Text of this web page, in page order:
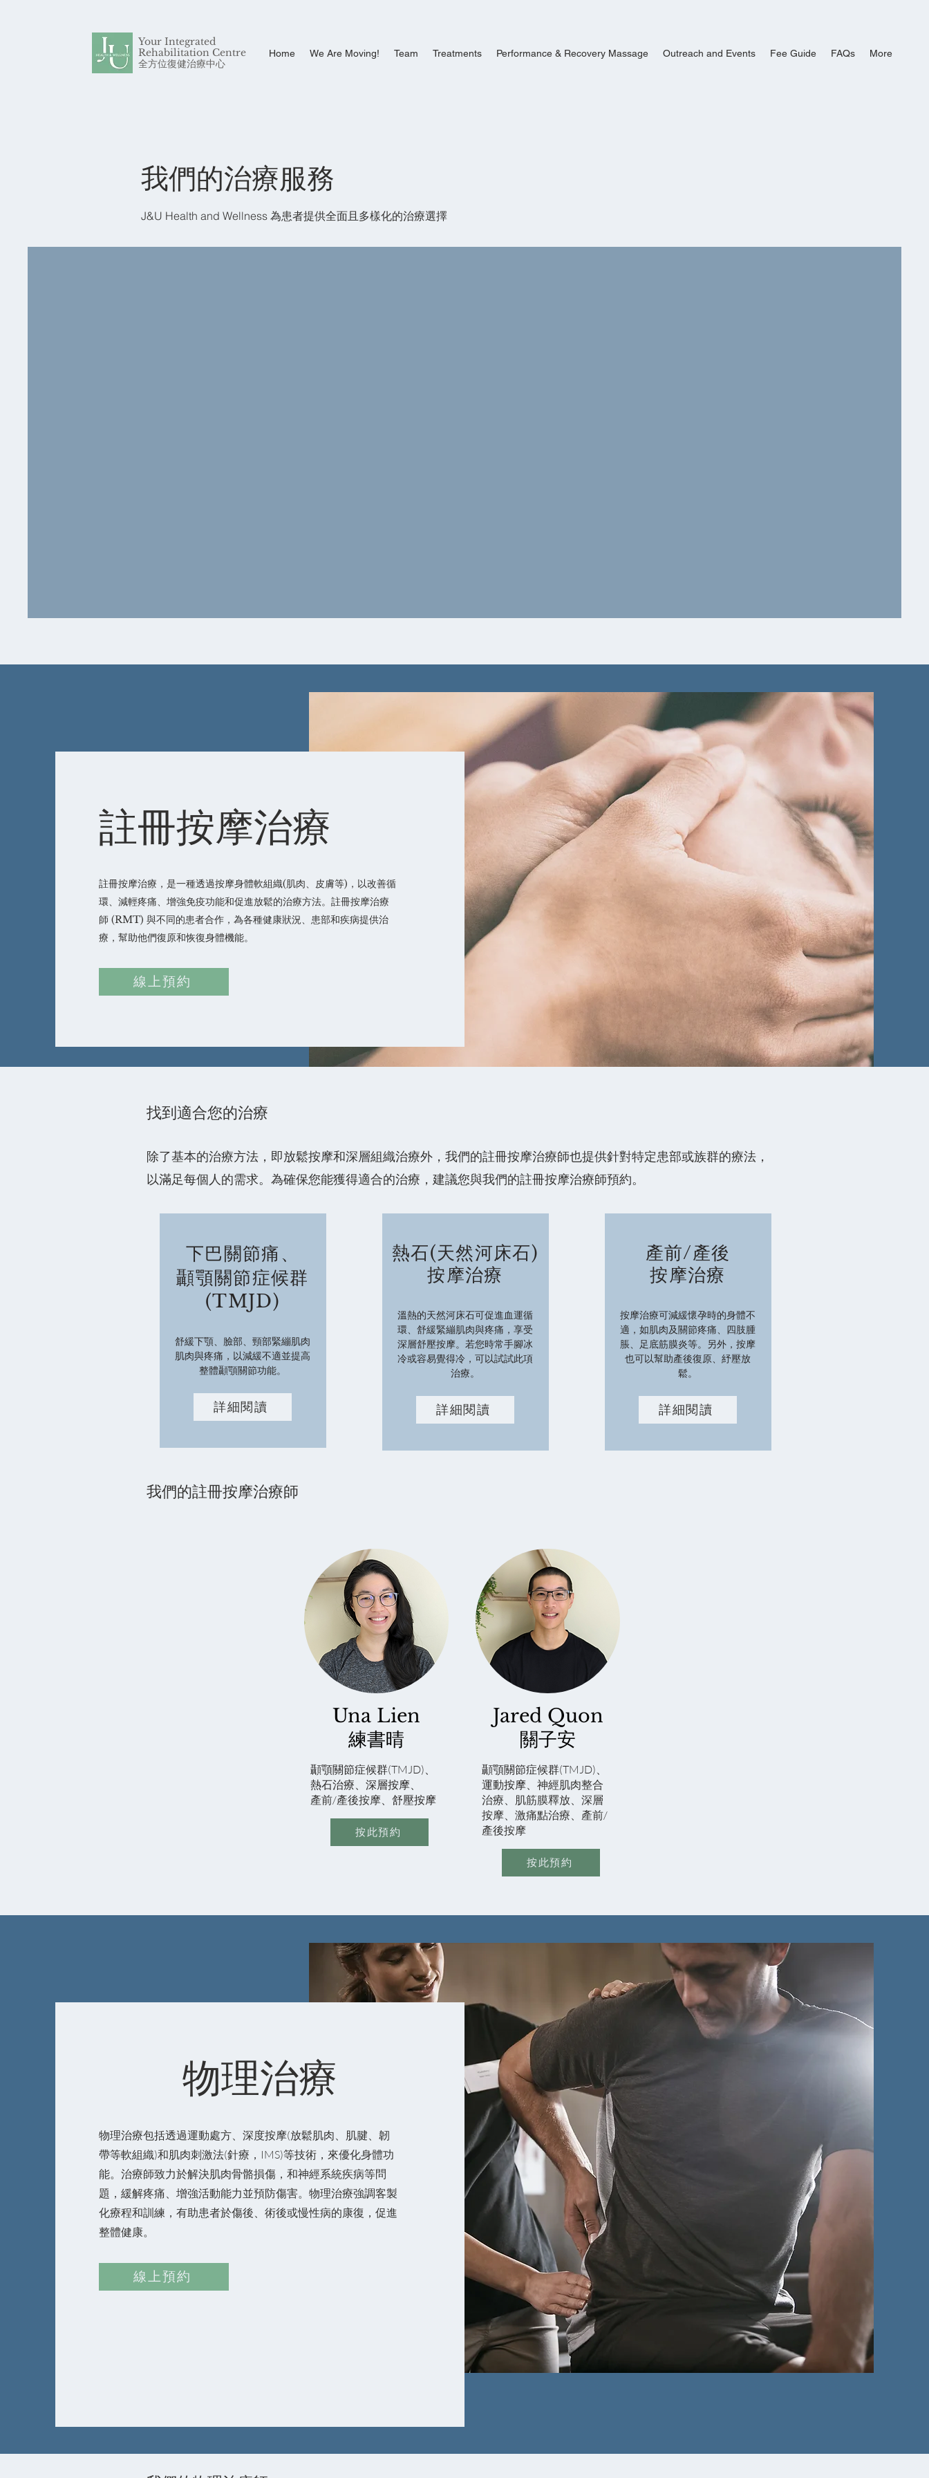
Your Integrated
Rehabilitation Centre
​全方位復健治療中心
Home We Are Moving! Team Treatments Performance & Recovery Massage Outreach and Events Fee Guide FAQs More
我們的治療服務
J&U Health and Wellness 為患者提供全面且多樣化的治療選擇
註冊按摩治療
註冊按摩治療，是一種透過按摩身體軟組織(肌肉、皮膚等)，以改善循
環、減輕疼痛、增強免疫功能和促進放鬆的治療方法。註冊按摩治療
師 (RMT) 與不同的患者合作，為各種健康狀況、患部和疾病提供治
療，幫助他們復原和恢復身體機能。
線上預約
找到適合您的治療
除了基本的治療方法，即放鬆按摩和深層組織治療外，我們的註冊按摩治療師也提供針對特定患部或族群的療法，
以滿足每個人的需求。為確保您能獲得適合的治療，建議您與我們的註冊按摩治療師預約。
下巴關節痛、
顳顎關節症候群
(TMJD)
舒緩下顎、臉部、頸部緊繃肌肉
肌肉與疼痛，以減緩不適並提高
整體顳顎關節功能。
詳細閱讀
熱石(天然河床石)
按摩治療
溫熱的天然河床石可促進血運循
環、舒緩緊繃肌肉與疼痛，享受
深層舒壓按摩。若您時常手腳冰
冷或容易覺得冷，可以試試此項
治療。
詳細閱讀
產前/產後
按摩治療
按摩治療可減緩懷孕時的身體不
適，如肌肉及關節疼痛、四肢腫
脹、足底筋膜炎等。另外，按摩
也可以幫助產後復原、紓壓放
鬆。
詳細閱讀
我們的註冊按摩治療師
Una Lien
練書晴
顳顎關節症候群(TMJD)、
熱石治療、深層按摩、
產前/產後按摩、舒壓按摩
按此預約
Jared Quon
關子安
顳顎關節症候群(TMJD)、
運動按摩、 神經肌肉整合
治療、肌筋膜釋放、深層
按摩、激痛點治療、產前/
產後按摩
按此預約
物理治療
物理治療包括透過運動處方、深度按摩(放鬆肌肉、肌腱、韌
帶等軟組織)和肌肉刺激法(針療，IMS)等技術，來優化身體功
能。治療師致力於解決肌肉骨骼損傷，和神經系統疾病等問
題，緩解疼痛、增強活動能力並預防傷害。物理治療強調客製
化療程和訓練，有助患者於傷後、術後或慢性病的康復，促進
整體健康。
線上預約